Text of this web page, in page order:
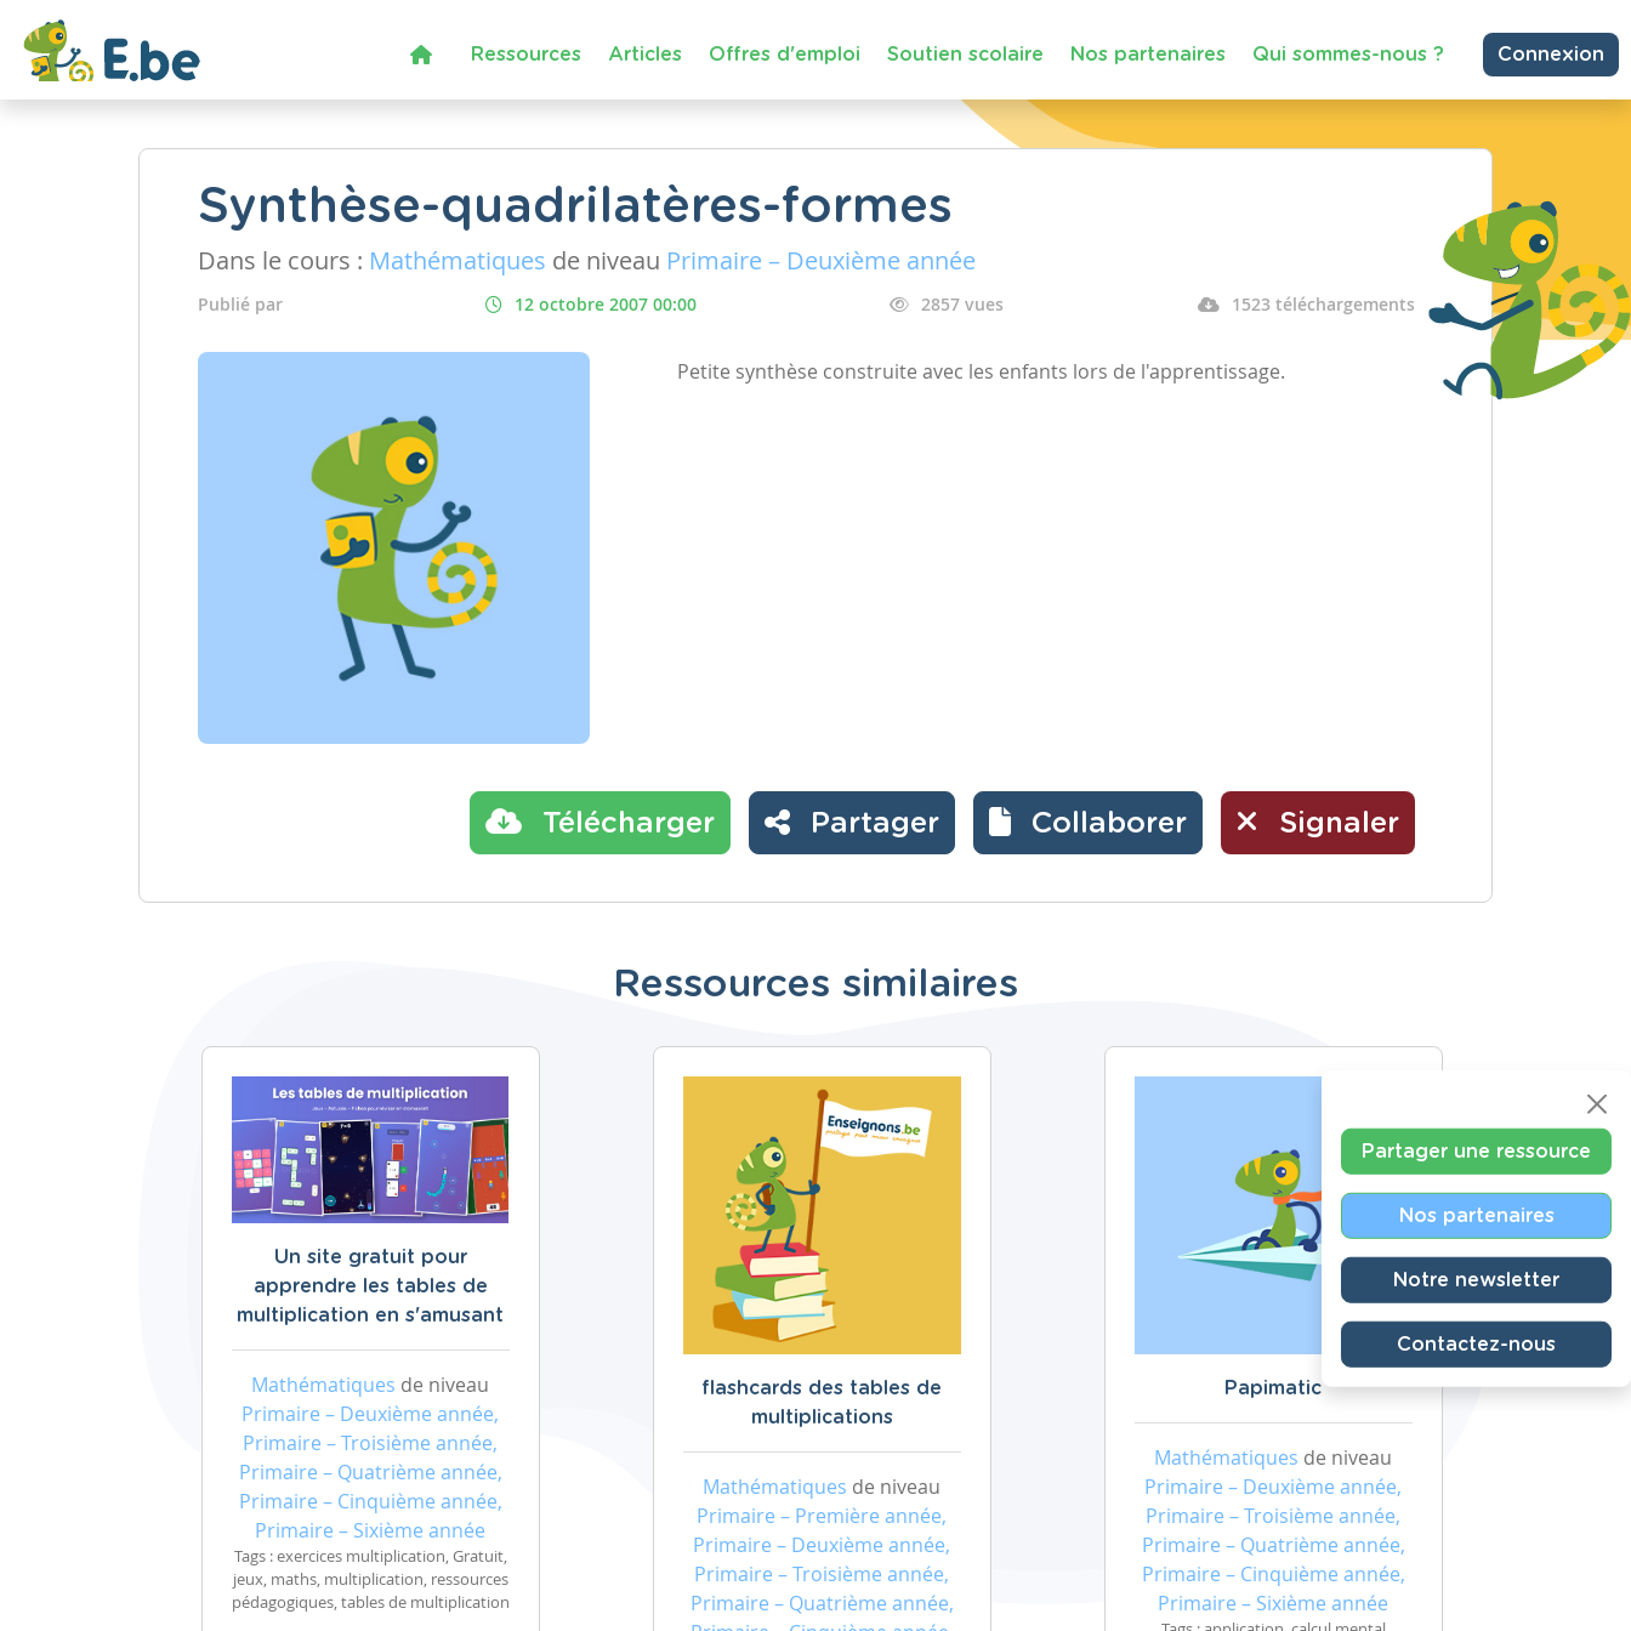
Ressources Articles Offres d'emploi Soutien scolaire Nos partenaires Qui sommes-nous ? Connexion
Synthèse-quadrilatères-formes
Dans le cours : Mathématiques de niveau Primaire – Deuxième année
Publié par 12 octobre 2007 00:00 2857 vues 1523 téléchargements
Petite synthèse construite avec les enfants lors de l'apprentissage.
Télécharger Partager Collaborer Signaler
Ressources similaires
Un site gratuit pour
apprendre les tables de
multiplication en s'amusant
Mathématiques de niveau
Primaire – Deuxième année,
Primaire – Troisième année,
Primaire – Quatrième année,
Primaire – Cinquième année,
Primaire – Sixième année
Tags : exercices multiplication, Gratuit,
jeux, maths, multiplication, ressources
pédagogiques, tables de multiplication
flashcards des tables de
multiplications
Mathématiques de niveau
Primaire – Première année,
Primaire – Deuxième année,
Primaire – Troisième année,
Primaire – Quatrième année,
Papimatic
Mathématiques de niveau
Primaire – Deuxième année,
Primaire – Troisième année,
Primaire – Quatrième année,
Primaire – Cinquième année,
Primaire – Sixième année
Partager une ressource
Nos partenaires
Notre newsletter
Contactez-nous